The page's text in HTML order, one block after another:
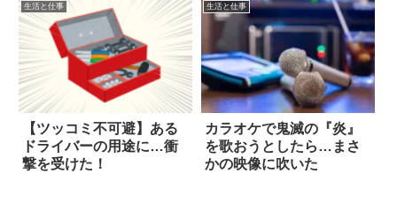
生活と仕事
【ツッコミ不可避】ある
ドライバーの用途に…衝
撃を受けた！
生活と仕事
カラオケで鬼滅の『炎』
を歌おうとしたら…まさ
かの映像に吹いた